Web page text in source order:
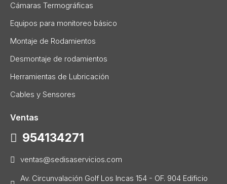
Cámaras Termográficas
Equipos para monitoreo básico
Montaje de Rodamientos
Desmontaje de rodamientos
Herramientas de Lubricación
Cables y Sensores
Ventas
954134271
ventas@sedisaservicios.com
Av. Circunvalación Golf Los Incas 154 - OF. 904 Edificio